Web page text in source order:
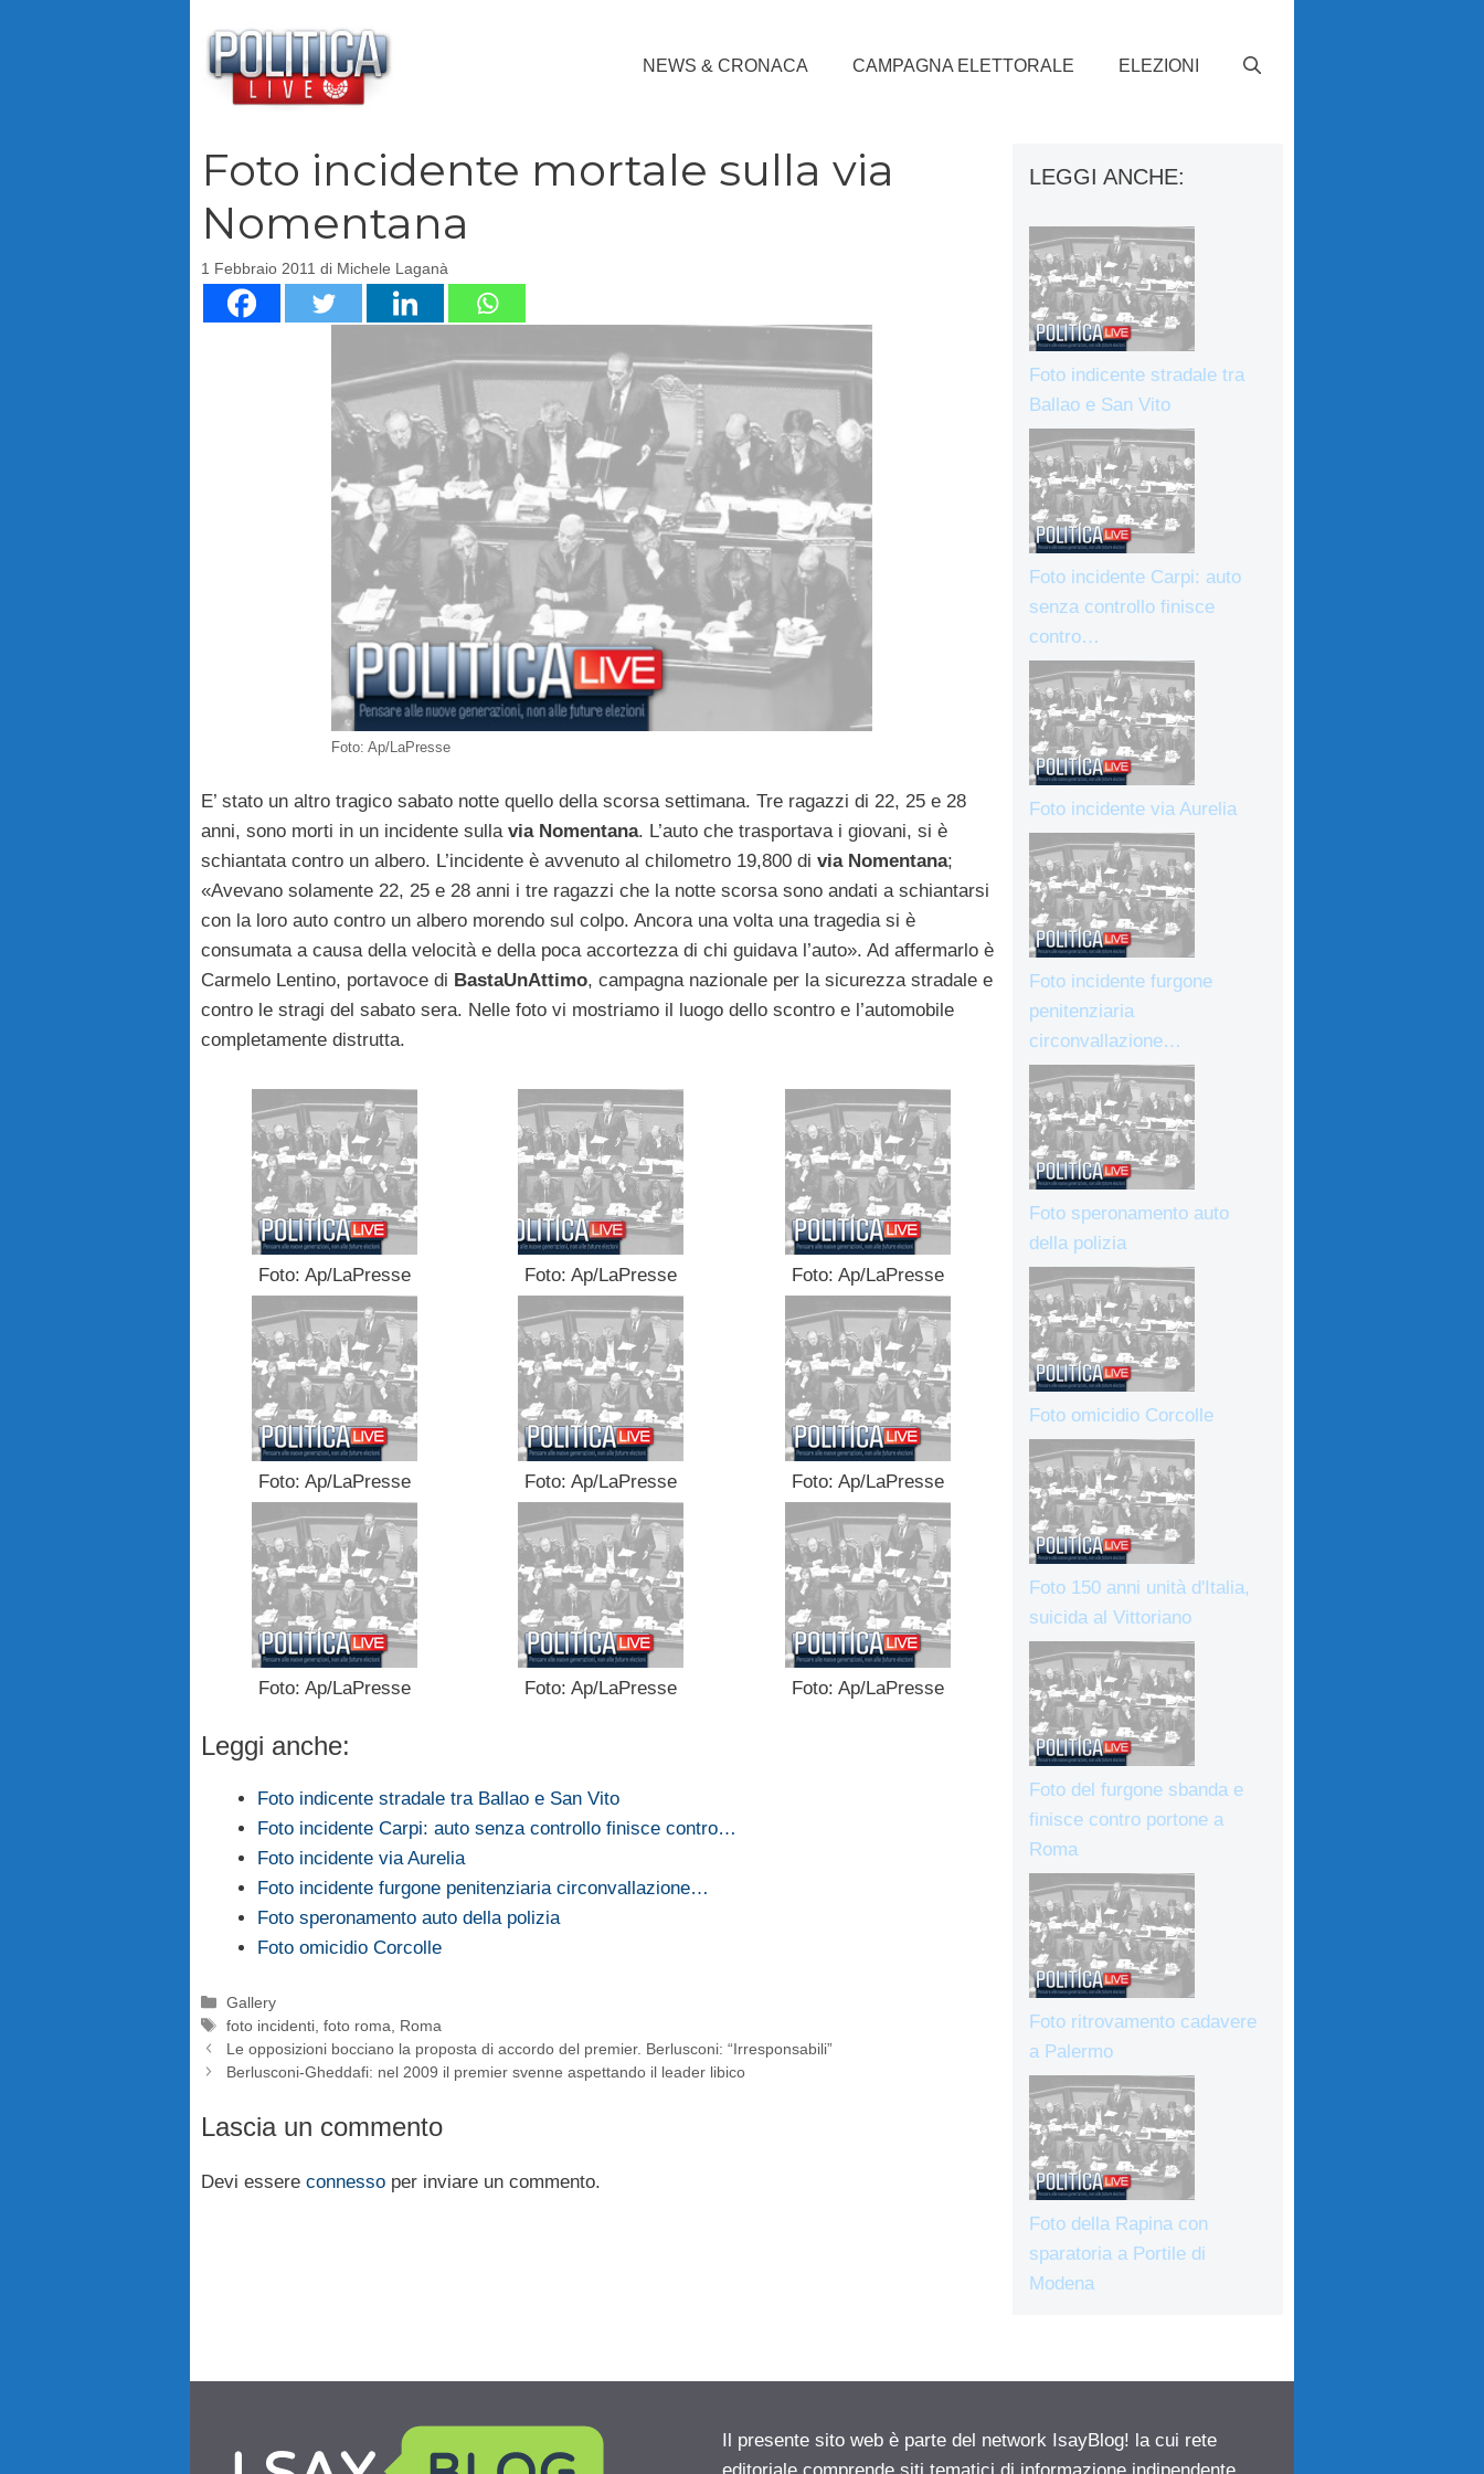
NEWS & CRONACA CAMPAGNA ELETTORALE ELEZIONI
Foto incidente mortale sulla via
Nomentana
1 Febbraio 2011 di Michele Laganà
Foto: Ap/LaPresse
E’ stato un altro tragico sabato notte quello della scorsa settimana. Tre ragazzi di 22, 25 e 28
anni, sono morti in un incidente sulla via Nomentana. L’auto che trasportava i giovani, si è
schiantata contro un albero. L’incidente è avvenuto al chilometro 19,800 di via Nomentana;
«Avevano solamente 22, 25 e 28 anni i tre ragazzi che la notte scorsa sono andati a schiantarsi
con la loro auto contro un albero morendo sul colpo. Ancora una volta una tragedia si è
consumata a causa della velocità e della poca accortezza di chi guidava l’auto». Ad affermarlo è
Carmelo Lentino, portavoce di BastaUnAttimo, campagna nazionale per la sicurezza stradale e
contro le stragi del sabato sera. Nelle foto vi mostriamo il luogo dello scontro e l’automobile
completamente distrutta.
Foto: Ap/LaPresse Foto: Ap/LaPresse Foto: Ap/LaPresse
Foto: Ap/LaPresse Foto: Ap/LaPresse Foto: Ap/LaPresse
Foto: Ap/LaPresse Foto: Ap/LaPresse Foto: Ap/LaPresse
Leggi anche:
Foto indicente stradale tra Ballao e San Vito
Foto incidente Carpi: auto senza controllo finisce contro…
Foto incidente via Aurelia
Foto incidente furgone penitenziaria circonvallazione…
Foto speronamento auto della polizia
Foto omicidio Corcolle
Categorie
Gallery
Tag
foto incidenti ,foto roma
Roma
Le opposizioni bocciano la proposta di accordo del premier. Berlusconi: “Irresponsabili”
Berlusconi-Gheddafi: nel 2009 il premier svenne aspettando il leader libico
Lascia un commento
Devi essere connesso per inviare un commento.
LEGGI ANCHE:
Foto indicente stradale tra
Ballao e San Vito
Foto incidente Carpi: auto
senza controllo finisce
contro…
Foto incidente via Aurelia
Foto incidente furgone
penitenziaria
circonvallazione…
Foto speronamento auto
della polizia
Foto omicidio Corcolle
Foto 150 anni unità d'Italia,
suicida al Vittoriano
Foto del furgone sbanda e
finisce contro portone a
Roma
Foto ritrovamento cadavere
a Palermo
Foto della Rapina con
sparatoria a Portile di
Modena
Il presente sito web è parte del network IsayBlog! la cui rete
editoriale comprende siti tematici di informazione indipendente